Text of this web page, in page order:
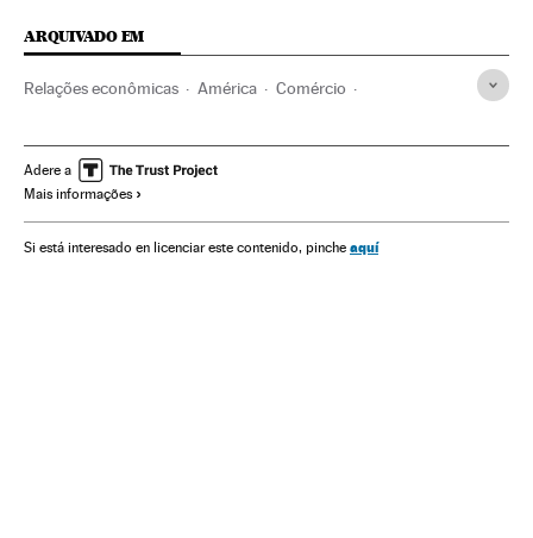
ARQUIVADO EM
Relações econômicas América Comércio
Tratados Livre Comércio
Tratados internacionais
Comércio internacional América do Norte
Adere a
Mais informações
Si está interesado en licenciar este contenido, pinche aquí